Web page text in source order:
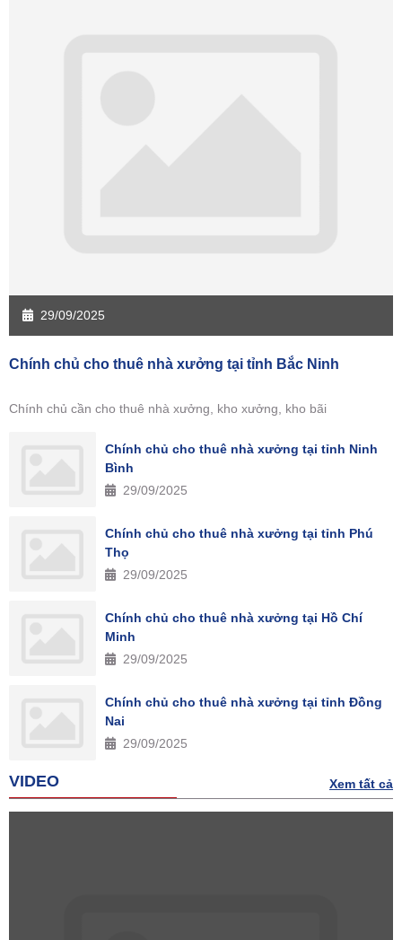
29/09/2025
Chính chủ cho thuê nhà xưởng tại tỉnh Bắc Ninh
Chính chủ cần cho thuê nhà xưởng, kho xưởng, kho bãi
Chính chủ cho thuê nhà xưởng tại tỉnh Ninh
Bình
29/09/2025
Chính chủ cho thuê nhà xưởng tại tỉnh Phú
Thọ
29/09/2025
Chính chủ cho thuê nhà xưởng tại Hồ Chí
Minh
29/09/2025
Chính chủ cho thuê nhà xưởng tại tỉnh Đồng
Nai
29/09/2025
VIDEO Xem tất cả